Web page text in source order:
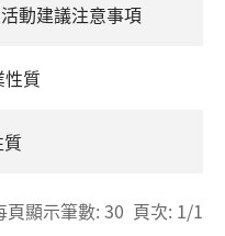
動建議注意事項
質
頁顯示筆數: 30 頁次: 1/1